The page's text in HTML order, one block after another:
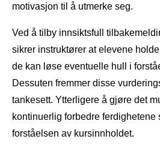
motivasjon til å utmerke seg.
Ved å tilby innsiktsfull
sikrer instruktører at elevene
de kan løse eventuelle hull i
Dessuten fremmer disse
tankesett. Ytterligere å gjøre det
kontinuerlig forbedre ferdighetene
forståelsen av kursinnholdet.